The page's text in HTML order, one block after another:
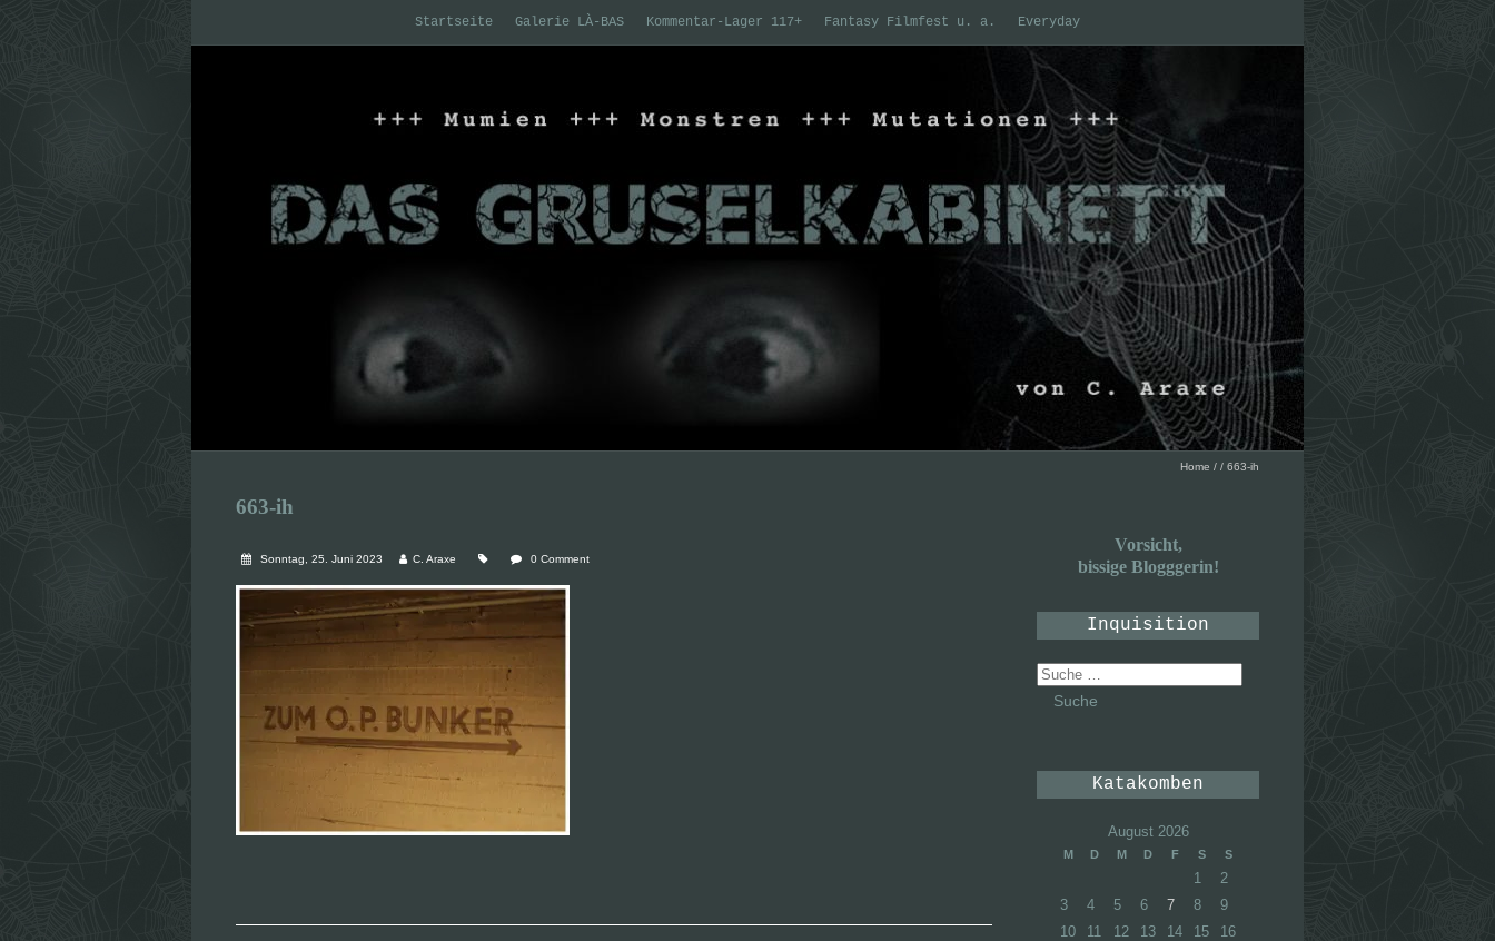
Startseite Galerie LÀ-BAS Kommentar-Lager 117+ Fantasy Filmfest u. a. Everyday
Home / / 663-ih
663-ih
Sonntag, 25. Juni 2023 C. Araxe 0 Comment
Vorsicht,
bissige Blogggerin!
Inquisition
Suche
nach:
Katakomben
August 2026
M D M D F S S
1
2
3
4 5 6 7 8
9
10
11 12 13 14 15
16